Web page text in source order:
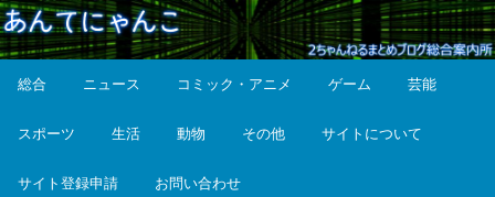
総合 ニュース コミック・アニメ ゲーム 芸能
スポーツ 生活 動物 その他 サイトについて
サイト登録申請 お問い合わせ